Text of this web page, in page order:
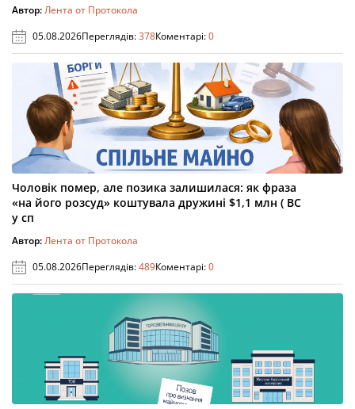
Автор:Лента от Протокола
05.08.2026Переглядів:378Коментарі:0
Чоловік помер, але позика залишилася: як фраза
«на його розсуд» коштувала дружині $1,1 млн ( ВС
у сп
Автор:Лента от Протокола
05.08.2026Переглядів:489Коментарі:0